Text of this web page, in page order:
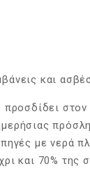
και
με νερά
και 70% της